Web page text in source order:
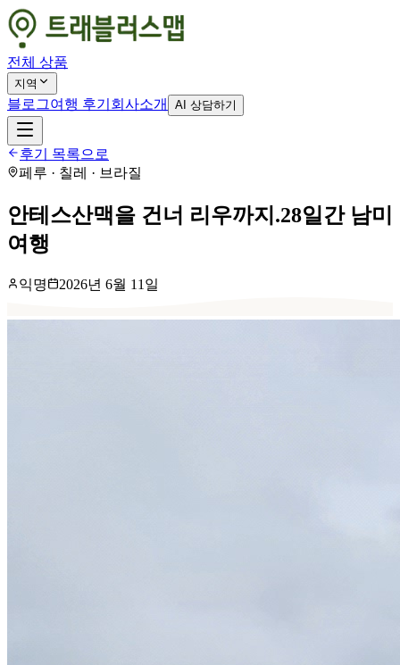
전체 상품
지역
블로그여행 후기 회사소개 AI 상담하기
후기 목록으로
페루 · 칠레 · 브라질
안테스산맥을 건너 리우까지.28일간 남미
여행
익명 2026년 6월 11일